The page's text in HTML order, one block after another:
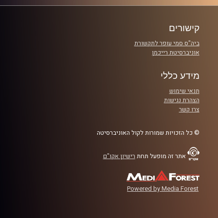
הבור וגם נסיון ההשתלטות על הסליק על ידי
גורמים קומוניסטיים לאחר המלחמה
קרדיט תמונות:המועצה לשימור אתרים
קישורים
ביה"ס סמי עופר לתקשורת
אוניברסיטת רייכמן
מידע כללי
תנאי שימוש
הצהרת נגישות
צרו קשר
© כל הזכויות שמורות לקול האוניברסיטה
אתר זה מופעל תחת רישיון אקו"ם
Powered by Media Forest